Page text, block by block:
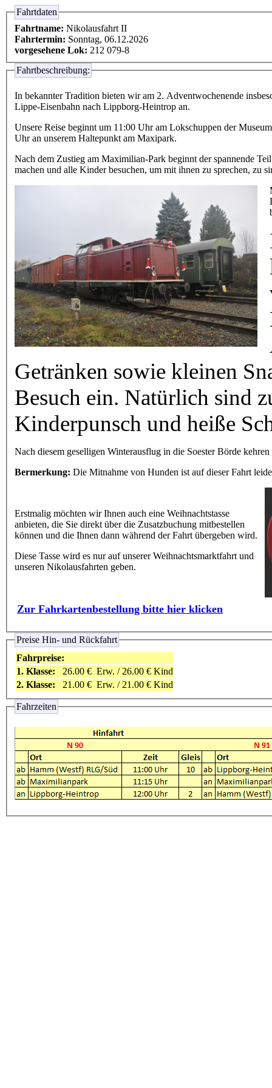
Fahrtdaten
Fahrtname: Nikolausfahrt II
Fahrtermin: Sonntag, 06.12.2026
vorgesehene Lok: 212 079-8
Fahrtbeschreibung:
In bekannter Tradition bieten wir am 2. Adventwochenende
Lippe-Eisenbahn nach Lippborg-Heintrop an.
Unsere Reise beginnt um 11:00 Uhr am Lokschuppen der
Uhran unserem Haltepunkt am Maxipark.
Nach dem Zustieg am Maximilian-Park beginnt der spannende
machen und alle Kinder besuchen, um mit ihnen zu sprechen, zu
Getränken sowie kleinen
Besuch ein. Natürlich sind
Kinderpunsch und heiße
Nach diesem geselligen Winterausflug in die Soester Börde
Bermerkung: Die Mitnahme von Hunden ist auf dieser Fahrt
Erstmalig möchten wir Ihnen auch eine Weihnachtstasse
anbieten, die Sie direkt über die Zusatzbuchung mitbestellen
können und die Ihnen dann während der Fahrt übergeben wird.
Diese Tasse wird es nur auf unserer Weihnachtsmarktfahrt und
unseren Nikolausfahrten geben.
Zur Fahrkartenbestellung bitte hier klicken
Preise Hin- und Rückfahrt
Fahrpreise:
1. Klasse:
26.00 € Erw. / 26.00 € Kind
2. Klasse:
21.00 € Erw. / 21.00 € Kind
Fahrzeiten